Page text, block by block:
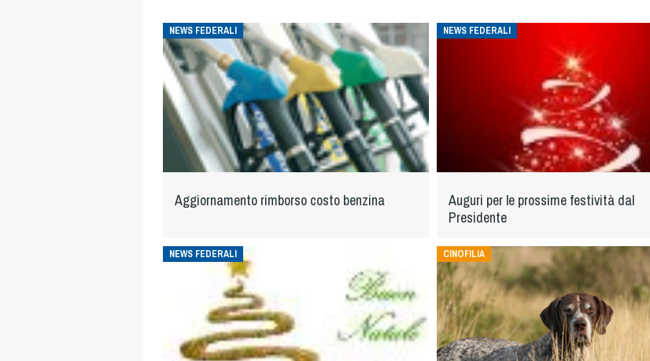
NEWS FEDERALI
Aggiornamento rimborso costo benzina
NEWS FEDERALI
Auguri per le prossime festività dal
Presidente
NEWS FEDERALI CINOFILIA